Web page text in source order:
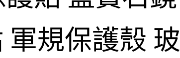
軍規保護殼 玻